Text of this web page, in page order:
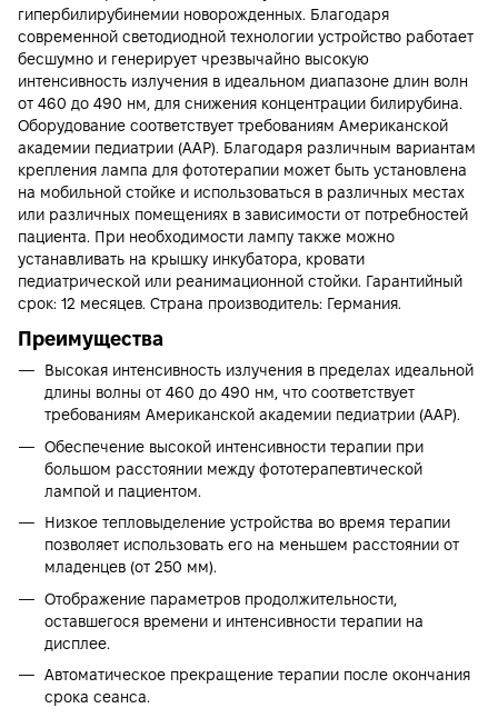
гипербилирубинемии новорожденных. Благодаря
современной светодиодной технологии устройство работает
бесшумно и генерирует чрезвычайно высокую
интенсивность излучения в идеальном диапазоне длин волн
от 460 до 490 нм, для снижения концентрации билирубина.
Оборудование соответствует требованиям Американской
академии педиатрии (AAP). Благодаря различным вариантам
крепления лампа для фототерапии может быть установлена
на мобильной стойке и использоваться в различных местах
или различных помещениях в зависимости от потребностей
пациента. При необходимости лампу также можно
устанавливать на крышку инкубатора, кровати
педиатрической или реанимационной стойки. Гарантийный
срок: 12 месяцев. Страна производитель: Германия.
Преимущества
Высокая интенсивность излучения в пределах идеальной
длины волны от 460 до 490 нм, что соответствует
требованиям Американской академии педиатрии (AAP).
Обеспечение высокой интенсивности терапии при
большом расстоянии между фототерапевтической
лампой и пациентом.
Низкое тепловыделение устройства во время терапии
позволяет использовать его на меньшем расстоянии от
младенцев (от 250 мм).
Отображение параметров продолжительности,
оставшегося времени и интенсивности терапии на
дисплее.
Автоматическое прекращение терапии после окончания
срока сеанса.